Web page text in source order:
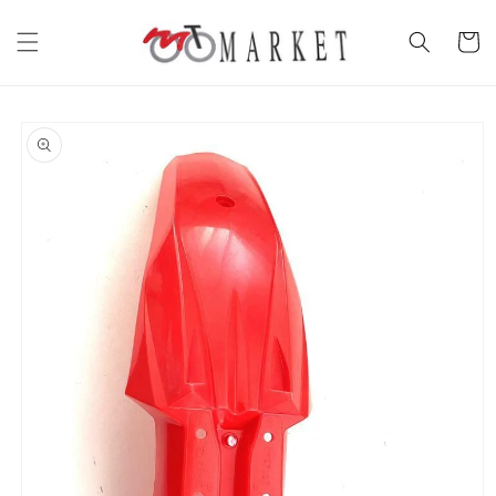
ai contenuti
Carrello
informazioni
sul prodotto